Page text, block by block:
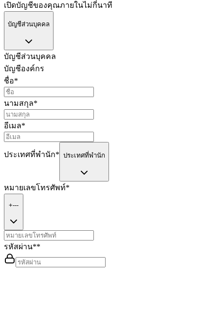
เปิดบัญชีของคุณภายในไม่กี่นาที
บัญชีส่วนบุคคล
บัญชีส่วนบุคคล
บัญชีองค์กร
ชื่อ*
นามสกุล*
อีเมล*
ประเทศที่พำนัก* ประเทศที่พำนัก
หมายเลขโทรศัพท์*
+---
รหัสผ่าน**